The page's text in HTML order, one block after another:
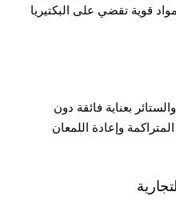
قوية تقضي على البكتيريا
بعناية فائقة دون
وإعادة اللمعان